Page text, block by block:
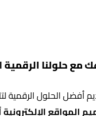
مع حلولنا الرقمية
أفضل الحلول الرقمية
المواقع الإلكترونية